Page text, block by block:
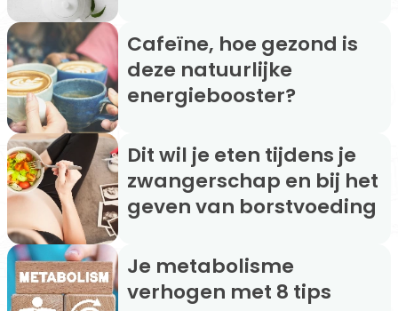
Cafeïne, hoe gezond is
deze natuurlijke
energiebooster?
Dit wil je eten tijdens je
zwangerschap en bij het
geven van borstvoeding
Je metabolisme
verhogen met 8 tips